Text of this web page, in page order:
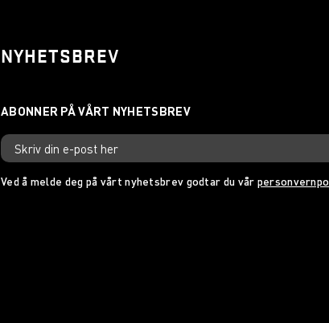
NYHETSBREV
Ved å melde deg på vårt nyhetsbrev godtar du vår